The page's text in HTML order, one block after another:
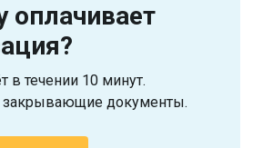
оплачивает
в течении 10 минут.
закрывающие документы.